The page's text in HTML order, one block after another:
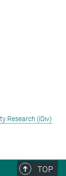
Research (iDiv)
TOP